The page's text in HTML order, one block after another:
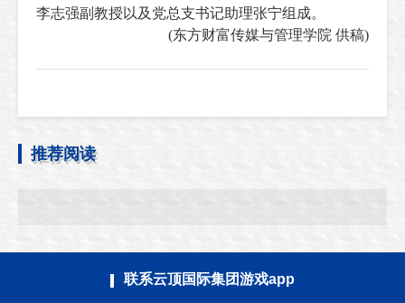
李志强副教授以及党总支书记助理张宁组成。
(东方财富传媒与管理学院 供稿)
推荐阅读
联系云顶国际集团游戏app